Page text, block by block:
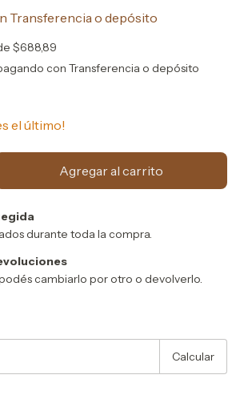
Transferencia o depósito
$688,89
con Transferencia o depósito
el último!
durante toda la compra.
cambiarlo por otro o devolverlo.
Calcular